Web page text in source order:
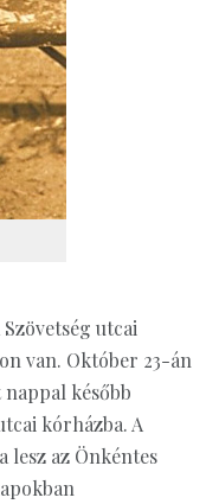
utcai
van. Október 23-án
később
kórházba. A
lesz az Önkéntes